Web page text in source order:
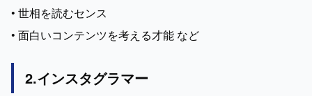
• 世相を読むセンス
• 面白いコンテンツを考える才能 など
2.インスタグラマー